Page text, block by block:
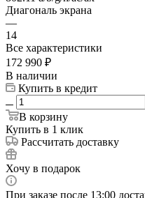
Диагональ экрана
—
14
Все характеристики
172 990 ₽
В наличии
Купить в кредит
В корзину
Купить в 1 клик
Рассчитать доставку
Хочу в подарок
При заказе после 13:00